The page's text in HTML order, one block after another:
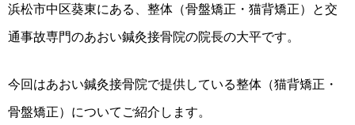
浜松市中区葵東にある、整体（骨盤矯正・猫背矯正）と交
通事故専門のあおい鍼灸接骨院の院長の大平です。
今回はあおい鍼灸接骨院で提供している整体（猫背矯正・
骨盤矯正）についてご紹介します。